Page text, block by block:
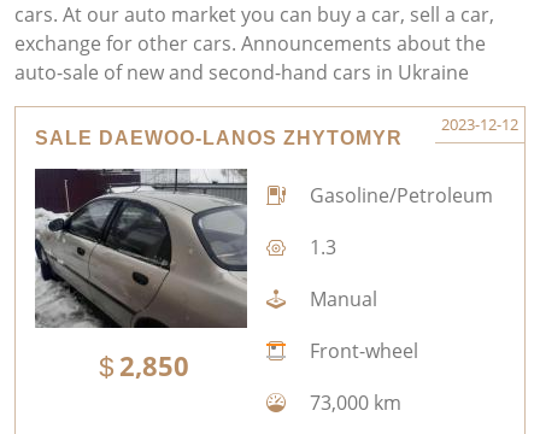
cars. At our auto market you can buy a car, sell a car,
exchange for other cars. Announcements about the
auto-sale of new and second-hand cars in Ukraine
SALE DAEWOO-LANOS ZHYTOMYR
2023-12-12
2,850
Gasoline/Petroleum
1.3
Manual
Front-wheel
73,000 km